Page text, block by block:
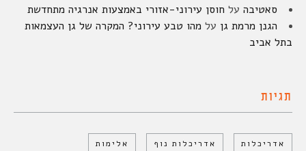
סאטיבה על חוסן עירוני-אזורי באמצעות אנרגיה מתחדשת
הגנן מרמת גן על מהו טבע עירוני? המקרה של גן העצמאות
בתל אביב
תגיות
אדריכלות אדריכלות נוף אלימות